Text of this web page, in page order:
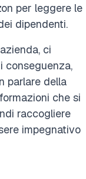
per leggere le
dipendenti.
ci
conseguenza,
parlare della
che si
raccogliere
impegnativo